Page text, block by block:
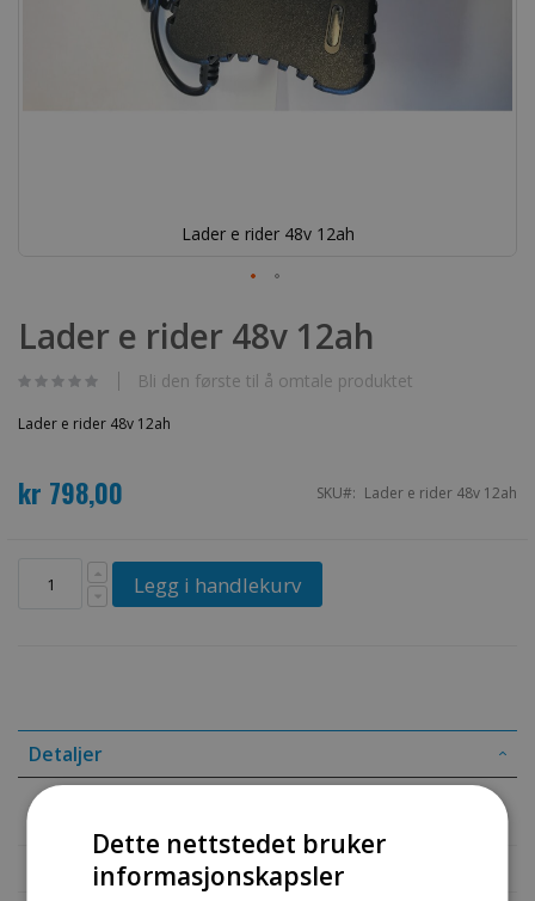
Lader e rider 48v 12ah
til
begynnelsen
bildegalleri
Lader e rider 48v 12ah
Bli den første til å omtale produktet
Lader e rider 48v 12ah
kr 798,00 SKU Lader e rider 48v 12ah
Legg i handlekurv
Detaljer
Lader e rider 48v 12ah
Mer informasjon
Dette nettstedet bruker
informasjonskapsler